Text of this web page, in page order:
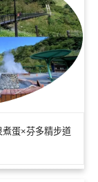
煮蛋×芬多精步道